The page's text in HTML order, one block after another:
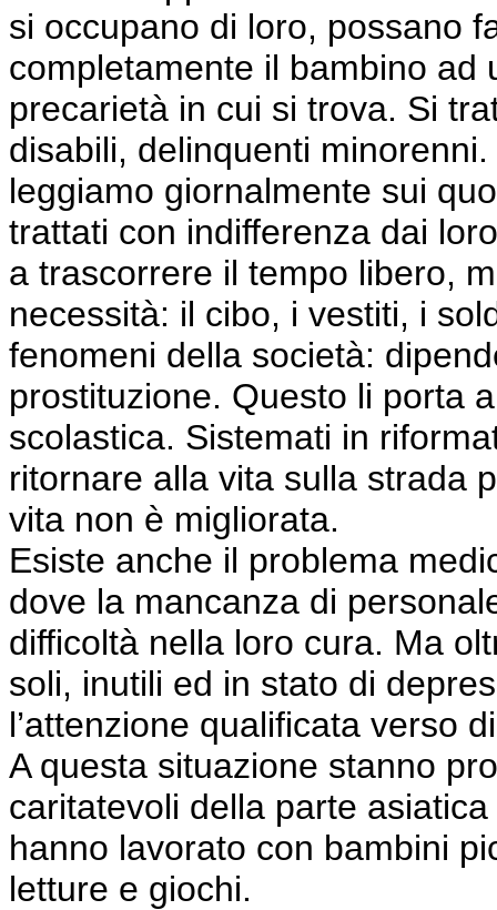
si occupano di loro, possano
completamente il bambino ad
precarietà in cui si trova. Si
disabili, delinquenti
leggiamo giornalmente sui
trattati con indifferenza dai
a trascorrere il tempo libero,
necessità: il cibo, i vestiti, i
fenomeni della società:
prostituzione. Questo li porta
scolastica. Sistemati in
ritornare alla vita sulla strada
vita non è migliorata.
Esiste anche il problema
dove la mancanza di
difficoltà nella loro cura. Ma
soli, inutili ed in stato di
l’attenzione qualificata verso
A questa situazione stanno
caritatevoli della parte
hanno lavorato con bambini
letture e giochi.